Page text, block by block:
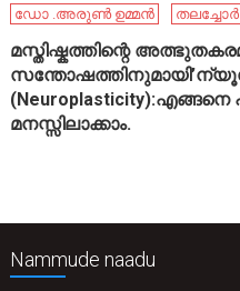
ഡോ .അരുൺ ഉമ്മൻ
തലച്ചോർ
മസ്തിഷ്കത്തിന്റെ
മനസ്സിലാക്കാം.
Nammude naadu